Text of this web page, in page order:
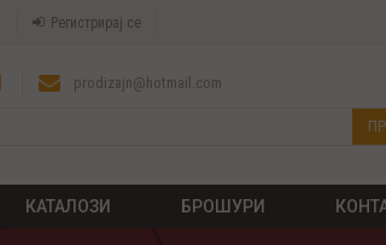
Регистрирај се
prodizajn@hotmail.com
КАТАЛОЗИ БРОШУРИ